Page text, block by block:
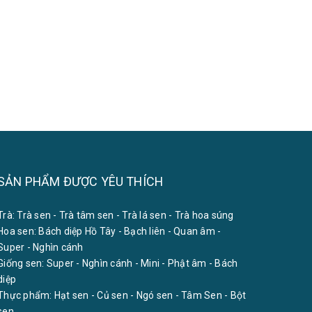
PHẨM ĐƯỢC YÊU THÍCH
Trà sen - Trà tâm sen - Trà lá sen - Trà hoa súng
sen: Bách diệp Hồ Tây - Bạch liên - Quan âm -
- Nghìn cánh
sen: Super - Nghìn cánh - Mini - Phật âm - Bách
phẩm: Hạt sen - Củ sen - Ngó sen - Tâm Sen - Bột